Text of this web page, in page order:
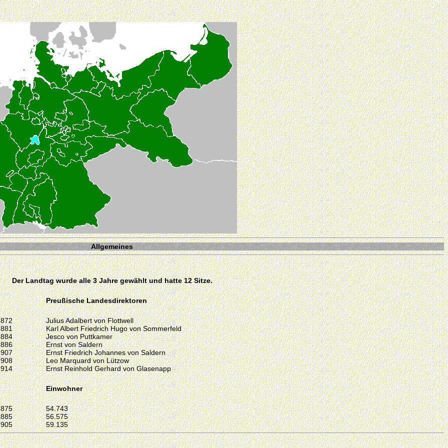
Allgemeines
Der Landtag wurde alle 3 Jahre gewählt und hatte 12 Sitze.
Preußische Landesdirektoren
Julius Adalbert von Flottwell
Karl Albert Friedrich Hugo von Sommerfeld
Jesco von Puttkamer
Ernst von Saldern
Ernst Friedrich Johannes von Saldern
Leo Marquard von Lützow
Ernst Reinhold Gerhard von Glasenapp
Einwohner
54.743
56.575
59.135